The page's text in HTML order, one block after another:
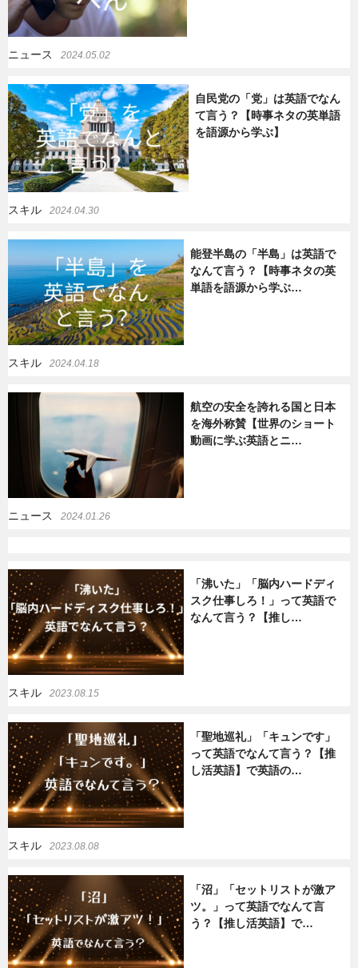
ニュース 2024.05.02
自民党の「党」は英語でなん
て言う？【時事ネタの英単語
を語源から学ぶ】
スキル 2024.04.30
能登半島の「半島」は英語で
なんて言う？【時事ネタの英
単語を語源から学ぶ…
スキル 2024.04.18
航空の安全を誇れる国と日本
を海外称賛【世界のショート
動画に学ぶ英語とニ…
ニュース 2024.01.26
「沸いた」「脳内ハードディ
スク仕事しろ！」って英語で
なんて言う？【推し…
スキル 2023.08.15
「聖地巡礼」「キュンです」
って英語でなんて言う？【推
し活英語】で英語の…
スキル 2023.08.08
「沼」「セットリストが激ア
ツ。」って英語でなんて言
う？【推し活英語】で…